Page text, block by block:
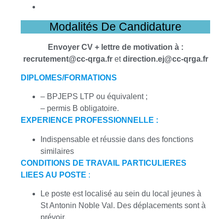
Modalités De Candidature
Envoyer CV + lettre de motivation à :
recrutement@cc-qrga.fretdirection.ej@cc-qrga.fr
DIPLOMES/FORMATIONS
– BPJEPS LTP ou équivalent ;
– permis B obligatoire.
EXPERIENCE PROFESSIONNELLE :
Indispensable et réussie dans des fonctions
similaires
CONDITIONS DE TRAVAIL PARTICULIERES
LIEES AU POSTE :
Le poste est localisé au sein du local jeunes à
St Antonin Noble Val. Des déplacements sont à
prévoir.